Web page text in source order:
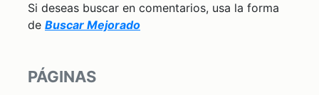
Si deseas buscar en comentarios, usa la forma
de Buscar Mejorado
PÁGINAS